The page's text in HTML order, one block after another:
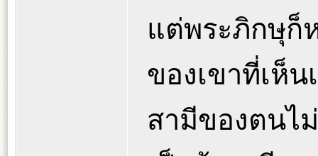
แต่พระภิกษุก็
ของเขาที่เห็
สามีของตนไ